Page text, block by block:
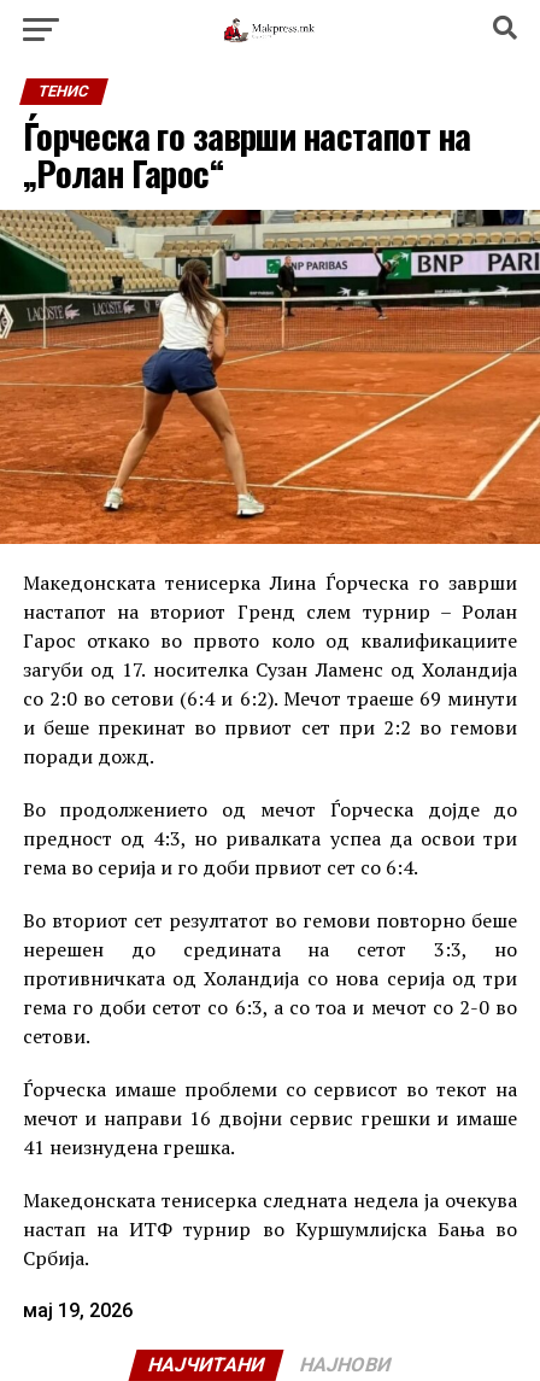
ТЕНИС
Ѓорческа го заврши настапот на
„Ролан Гарос“
Македонската тенисерка Лина Ѓорческа го заврши
настапот на вториот Гренд слем турнир – Ролан
Гарос откако во првото коло од квалификациите
загуби од 17. носителка Сузан Ламенс од Холандија
со 2:0 во сетови (6:4 и 6:2). Мечот траеше 69 минути
и беше прекинат во првиот сет при 2:2 во гемови
поради дожд.
Во продолжението од мечот Ѓорческа дојде до
предност од 4:3, но ривалката успеа да освои три
гема во серија и го доби првиот сет со 6:4.
Во вториот сет резултатот во гемови повторно беше
нерешен до средината на сетот 3:3, но
противничката од Холандија со нова серија од три
гема го доби сетот со 6:3, а со тоа и мечот со 2-0 во
сетови.
Ѓорческа имаше проблеми со сервисот во текот на
мечот и направи 16 двојни сервис грешки и имаше
41 неизнудена грешка.
Македонската тенисерка следната недела ја очекува
настап на ИТФ турнир во Куршумлијска Бања во
Србија.
мај 19, 2026
НАЈЧИТАНИ НАЈНОВИ